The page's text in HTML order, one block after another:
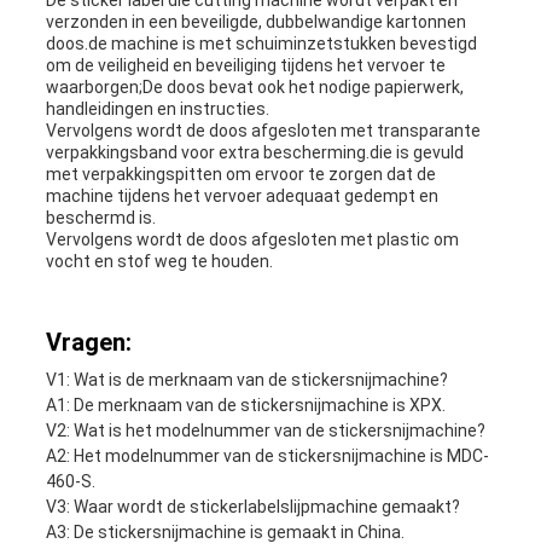
verzonden in een beveiligde, dubbelwandige kartonnen
doos.de machine is met schuiminzetstukken bevestigd
om de veiligheid en beveiliging tijdens het vervoer te
waarborgen;De doos bevat ook het nodige papierwerk,
handleidingen en instructies.
Vervolgens wordt de doos afgesloten met transparante
verpakkingsband voor extra bescherming.die is gevuld
met verpakkingspitten om ervoor te zorgen dat de
machine tijdens het vervoer adequaat gedempt en
beschermd is.
Vervolgens wordt de doos afgesloten met plastic om
vocht en stof weg te houden.
Vragen:
V1: Wat is de merknaam van de stickersnijmachine?
A1: De merknaam van de stickersnijmachine is XPX.
V2: Wat is het modelnummer van de stickersnijmachine?
A2: Het modelnummer van de stickersnijmachine is MDC-
460-S.
V3: Waar wordt de stickerlabelslijpmachine gemaakt?
A3: De stickersnijmachine is gemaakt in China.